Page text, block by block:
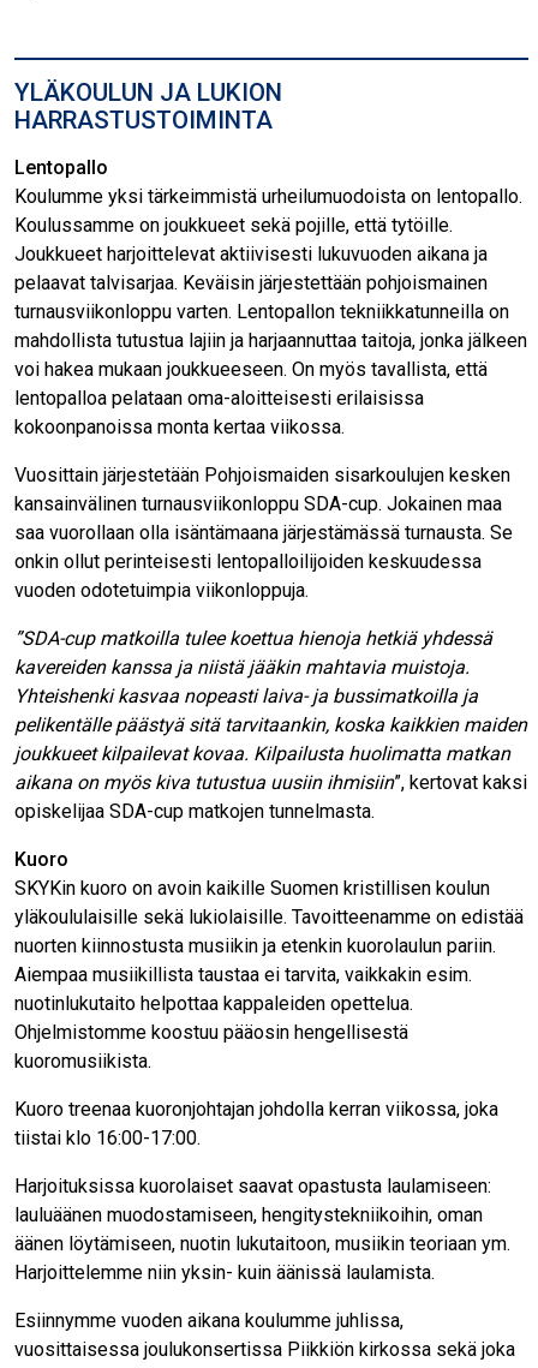
YLÄKOULUN JA LUKION
HARRASTUSTOIMINTA
Lentopallo
Koulumme yksi tärkeimmistä urheilumuodoista on lentopallo.
Koulussamme on joukkueet sekä pojille, että tytöille.
Joukkueet harjoittelevat aktiivisesti lukuvuoden aikana ja
pelaavat talvisarjaa. Keväisin järjestettään pohjoismainen
turnausviikonloppu varten. Lentopallon tekniikkatunneilla on
mahdollista tutustua lajiin ja harjaannuttaa taitoja, jonka jälkeen
voi hakea mukaan joukkueeseen. On myös tavallista, että
lentopalloa pelataan oma-aloitteisesti erilaisissa
kokoonpanoissa monta kertaa viikossa.
Vuosittain järjestetään Pohjoismaiden sisarkoulujen kesken
kansainvälinen turnausviikonloppu SDA-cup. Jokainen maa
saa vuorollaan olla isäntämaana järjestämässä turnausta. Se
onkin ollut perinteisesti lentopalloilijoiden keskuudessa
vuoden odotetuimpia viikonloppuja.
”SDA-cup matkoilla tulee koettua hienoja hetkiä yhdessä
kavereiden kanssa ja niistä jääkin mahtavia muistoja.
Yhteishenki kasvaa nopeasti laiva- ja bussimatkoilla ja
pelikentälle päästyä sitä tarvitaankin, koska kaikkien maiden
joukkueet kilpailevat kovaa. Kilpailusta huolimatta matkan
aikana on myös kiva tutustua uusiin ihmisiin”, kertovat kaksi
opiskelijaa SDA-cup matkojen tunnelmasta.
Kuoro
SKYKin kuoro on avoin kaikille Suomen kristillisen koulun
yläkoululaisille sekä lukiolaisille. Tavoitteenamme on edistää
nuorten kiinnostusta musiikin ja etenkin kuorolaulun pariin.
Aiempaa musiikillista taustaa ei tarvita, vaikkakin esim.
nuotinlukutaito helpottaa kappaleiden opettelua.
Ohjelmistomme koostuu pääosin hengellisestä
kuoromusiikista.
Kuoro treenaa kuoronjohtajan johdolla kerran viikossa, joka
tiistai klo 16:00-17:00.
Harjoituksissa kuorolaiset saavat opastusta laulamiseen:
lauluäänen muodostamiseen, hengitystekniikoihin, oman
äänen löytämiseen, nuotin lukutaitoon, musiikin teoriaan ym.
Harjoittelemme niin yksin- kuin äänissä laulamista.
Esiinnymme vuoden aikana koulumme juhlissa,
vuosittaisessa joulukonsertissa Piikkiön kirkossa sekä joka